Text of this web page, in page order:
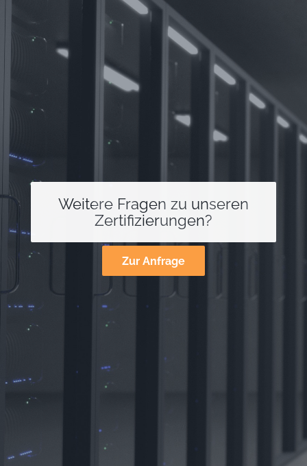
Weitere Fragen zu unseren
Zertifizierungen?
Zur Anfrage